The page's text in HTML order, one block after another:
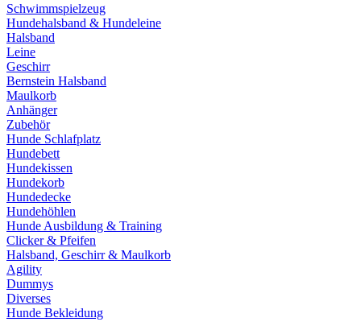
Schwimmspielzeug
Hundehalsband & Hundeleine
Halsband
Leine
Geschirr
Bernstein Halsband
Maulkorb
Anhänger
Zubehör
Hunde Schlafplatz
Hundebett
Hundekissen
Hundekorb
Hundedecke
Hundehöhlen
Hunde Ausbildung & Training
Clicker & Pfeifen
Halsband, Geschirr & Maulkorb
Agility
Dummys
Diverses
Hunde Bekleidung